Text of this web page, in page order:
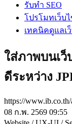
รับทำ SEO
โปรโมทเว็บ
เทคนิคดูแลเ
ใส่ภาพบนเว็
ดีระหว่าง
https://
08 ก.พ. 2569 09:55